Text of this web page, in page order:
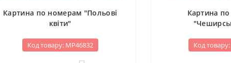
Картина по номерам "Польові
квіти"
Код товару: МР46832
Картина
Код